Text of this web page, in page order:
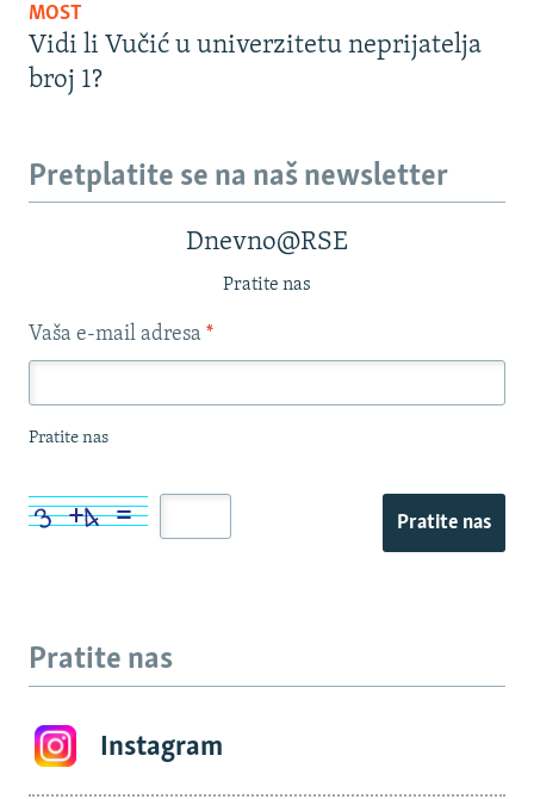
MOST
Vidi li Vučić u univerzitetu neprijatelja
broj 1?
Pretplatite se na naš newsletter
Dnevno@RSE
Pratite nas
Vaša e-mail adresa *
Pratite nas
Pratite nas
Pratite nas
Instagram